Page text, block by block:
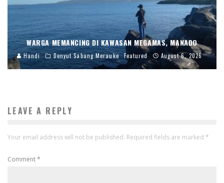
WARGA MEMANCING DI KAWASAN MEGAMAS, MANADO
Handi Denyut Sabang Merauke Featured August 6, 2026
LEAVE A REPLY
Your email address will not be published. Required fields are marked *
Comment*